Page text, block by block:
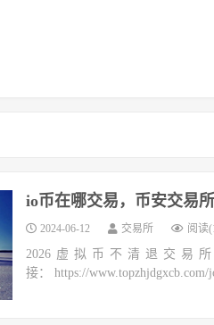
io币在哪交易，币安交易所
2024-06-12 交易所 阅读
2026虚拟币不清退交易
接： https://